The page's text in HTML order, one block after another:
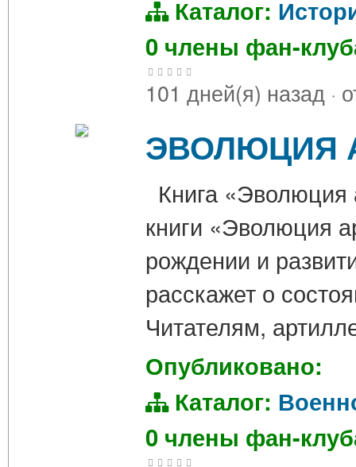
Каталог:
0 члены фан-
101 дней(я) назад ·
ЭВОЛЮЦИЯ
Книга «Эволюция
книги «Эволюция
рождении и
расскажет о
Читателям,
Опубликовано:
Каталог:
0 члены фан-